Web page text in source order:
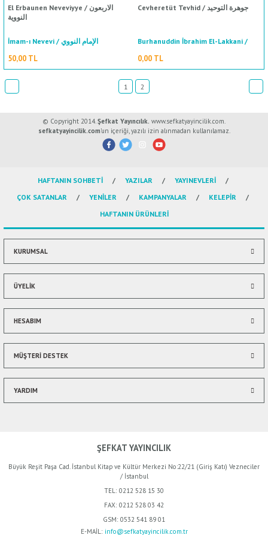
%50
El Erbaunen Neveviyye / الاربعون
النووية
İmam-ı Nevevi / الإمام النووي
50,00 TL
Cevheretüt Tevhid / جوهرة التوحيد
Burhanuddin İbrahim El-Lakkani /
برهان الدين ابراهيم اللقاني
0,00 TL
1 2
© Copyright 2014.Şefkat Yayıncılık. www.sefkatyayincilik.com.
sefkatyayincilik.com’un içeriği, yazılı izin alınmadan kullanılamaz.
HAFTANIN SOHBETİ YAZILAR
YAYINEVLERİ
ÇOK SATANLAR
YENİLER KAMPANYALAR
KELEPİR
HAFTANIN ÜRÜNLERİ
KURUMSAL
ÜYELİK
HESABIM
MÜŞTERİ DESTEK
YARDIM
ŞEFKAT YAYINCILIK
Büyük Reşit Paşa Cad. İstanbul Kitap ve Kültür Merkezi No:22/21 (Giriş Katı) Vezneciler
/ İstanbul
TEL: 0212 528 15 30
FAX: 0212 528 03 42
GSM: 0532 541 89 01
E-MAİL: info@sefkatyayincilik.com.tr